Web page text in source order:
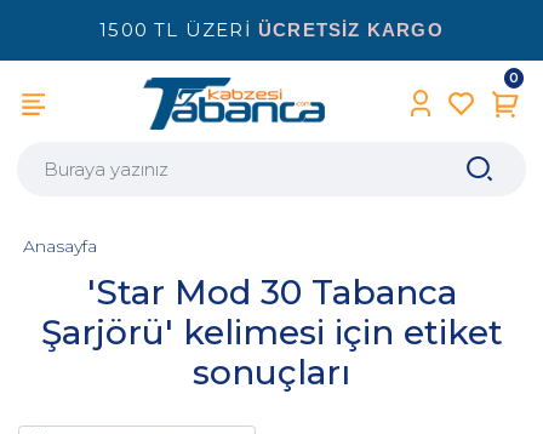
1500 TL ÜZERİ ÜCRETSİZ KARGO
0
'Star Mod 30 Tabanca
Şarjörü' kelimesi için etiket
sonuçları
Anasayfa